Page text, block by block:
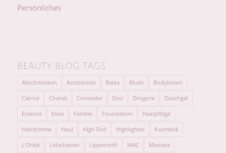
Persönliches
BEAUTY BLOG TAGS
Abschminken Accessoires Balea Blush Bodylotion
Catrice Chanel Concealer Dior Drogerie Duschgel
Essence Essie Familie Foundation Haarpflege
Handcreme Haul High End Highlighter Kosmetik
L'Oréal Lidschatten Lippenstift MAC Mascara